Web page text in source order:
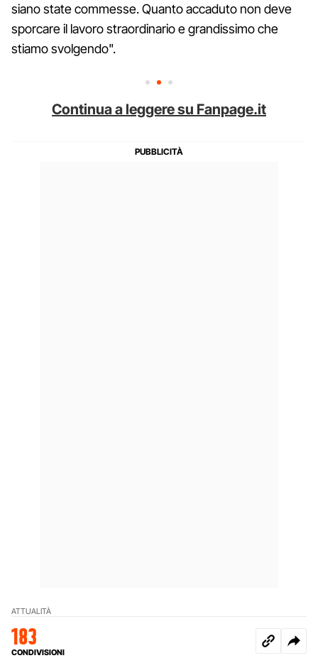
siano state commesse. Quanto accaduto non deve
sporcare il lavoro straordinario e grandissimo che
stiamo svolgendo".
Continua a leggere su Fanpage.it
ATTUALITÀ
183
CONDIVISIONI